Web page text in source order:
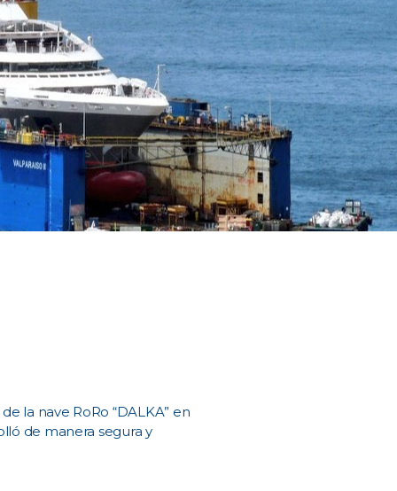
la nave RoRo “DALKA” en
de manera segura y